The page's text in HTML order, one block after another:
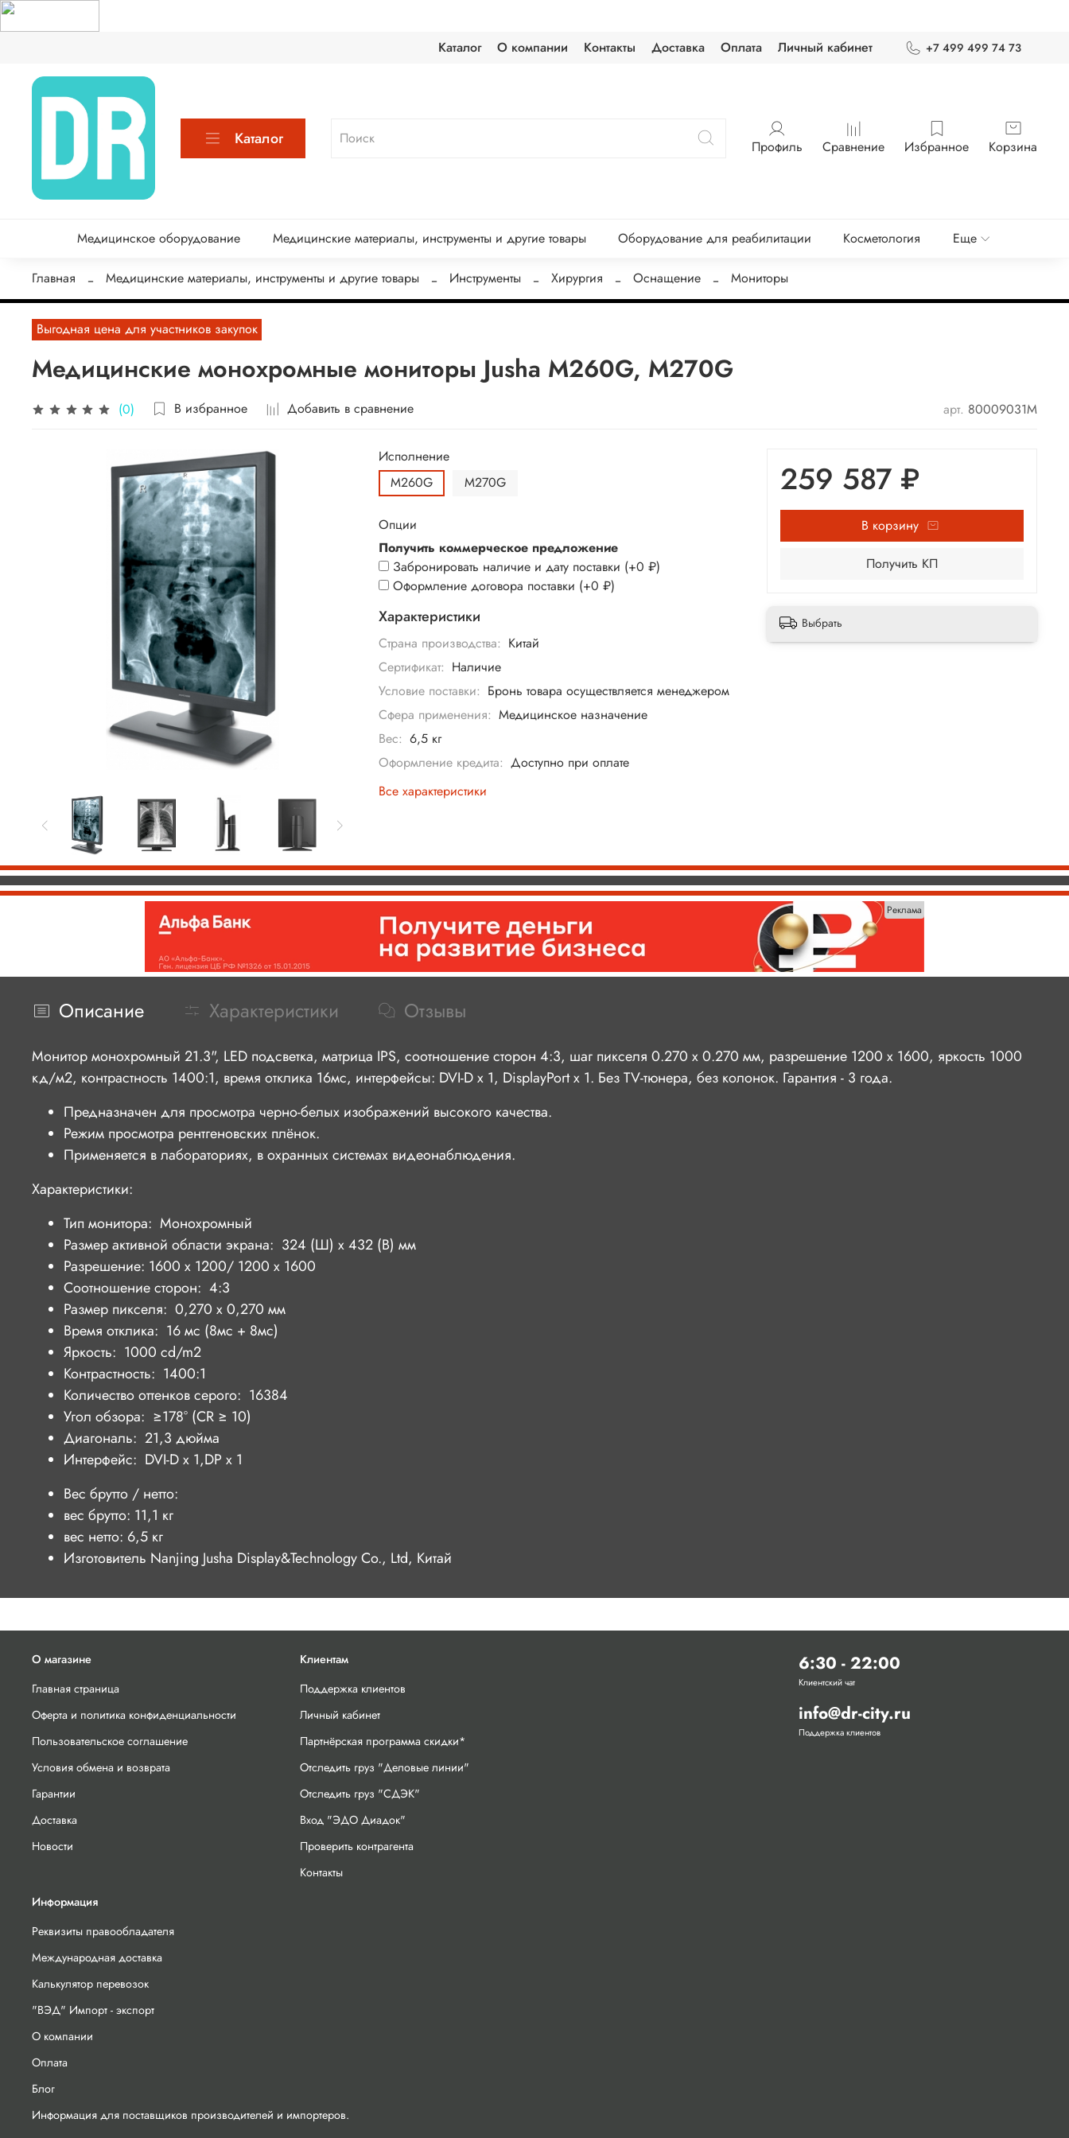
Каталог О компании Контакты Доставка Оплата Личный кабинет +7 499 499 74 73
Каталог Профиль Сравнение Избранное Корзина
Медицинское оборудование Медицинские материалы, инструменты и другие товары Оборудование для реабилитации Косметология Еще
Главная Медицинские материалы, инструменты и другие товары Инструменты Хирургия Оснащение Мониторы
Выгодная цена для участников закупок
Медицинские монохромные мониторы Jusha M260G, M270G
(0) В избранное Добавить в сравнение арт. 80009031М
Исполнение
M260G
M270G
Опции
Получить коммерческое предложение
Забронировать наличие и дату поставки (+0 ₽)
Оформление договора поставки (+0 ₽)
Характеристики
Страна производства: Китай
Сертификат: Наличие
Условие поставки: Бронь товара осуществляется менеджером
Сфера применения: Медицинское назначение
Вес: 6,5 кг
Оформление кредита: Доступно при оплате
Все характеристики
259 587 ₽
В корзину
Получить КП
Выбрать
Реклама
Описание Характеристики Отзывы
Монитор монохромный 21.3", LED подсветка, матрица IPS, соотношение сторон 4:3, шаг пикселя 0.270 x 0.270 мм, разрешение 1200 x 1600, яркость 1000
кд/м2, контрастность 1400:1, время отклика 16мс, интерфейсы: DVI-D x 1, DisplayPort x 1. Без TV-тюнера, без колонок. Гарантия - 3 года.
Предназначен для просмотра черно-белых изображений высокого качества.
Режим просмотра рентгеновских плёнок.
Применяется в лабораториях, в охранных системах видеонаблюдения.
Характеристики:
Тип монитора: Монохромный
Размер активной области экрана: 324 (Ш) x 432 (В) мм
Разрешение: 1600 х 1200/ 1200 x 1600
Соотношение сторон: 4:3
Размер пикселя: 0,270 х 0,270 мм
Время отклика: 16 мс (8мс + 8мс)
Яркость: 1000 cd/m2
Контрастность: 1400:1
Количество оттенков серого: 16384
Угол обзора: ≥178° (CR ≥ 10)
Диагональ: 21,3 дюйма
Интерфейс: DVI-D x 1,DP x 1
Вес брутто / нетто:
вес брутто: 11,1 кг
вес нетто: 6,5 кг
Изготовитель Nanjing Jusha Display&Technology Co., Ltd, Китай
О магазине
Главная страница
Оферта и политика конфиденциальности
Пользовательское соглашение
Условия обмена и возврата
Гарантии
Доставка
Новости
Клиентам
Поддержка клиентов
Личный кабинет
Партнёрская программа скидки*
Отследить груз "Деловые линии"
Отследить груз "СДЭК"
Вход "ЭДО Диадок"
Проверить контрагента
Контакты
Информация
Реквизиты правообладателя
Международная доставка
Калькулятор перевозок
"ВЭД" Импорт - экспорт
О компании
Оплата
Блог
Информация для поставщиков производителей и импортеров.
6:30 - 22:00
Клиентский чат
info@dr-city.ru
Поддержка клиентов